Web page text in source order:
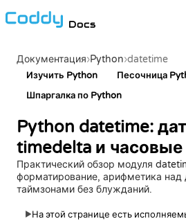
Docs
Документация›Python›datetime
Изучить Python
Песочница
Шпаргалка по Python
Python datetime:
timedelta и часовые
Практический обзор модуля
форматирование, арифметика над
таймзонами без блужданий.
▶На этой странице есть